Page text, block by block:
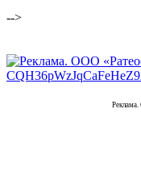
-->